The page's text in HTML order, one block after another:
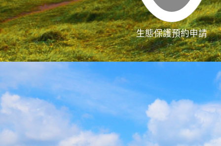
生態保護預約申請